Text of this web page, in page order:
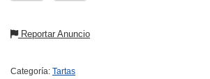
Reportar Anuncio
Categoría: Tartas